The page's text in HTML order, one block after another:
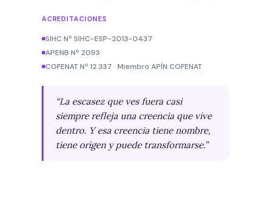
ACREDITACIONES
SIHC Nº SIHC-ESP-2013-0437
APENB Nº 2093
COFENAT Nº 12.337 · Miembro APÍN COFENAT
“La escasez que ves fuera casi
siempre refleja una creencia que vive
dentro. Y esa creencia tiene nombre,
tiene origen y puede transformarse.”